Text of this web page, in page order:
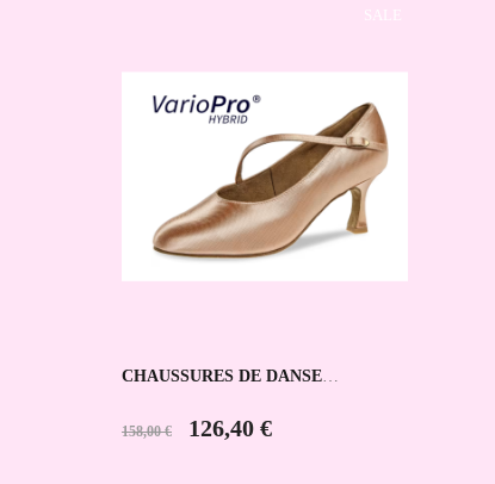
SALE
CHAUSSURES DE DANSE
158,00 € 126,40 €